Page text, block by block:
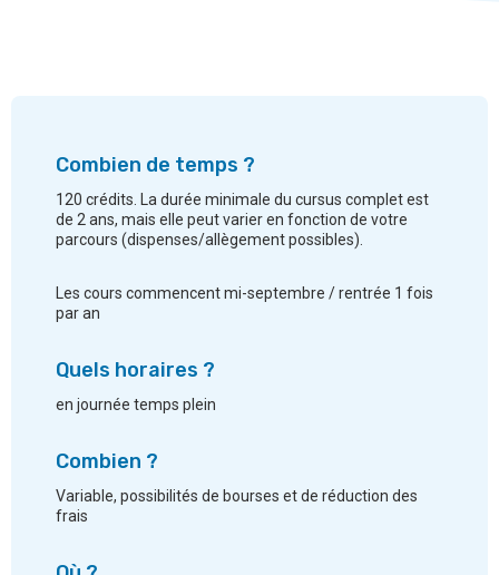
Combien de temps ?
120 crédits. La durée minimale du cursus complet est
de 2 ans, mais elle peut varier en fonction de votre
parcours (dispenses/allègement possibles).
Les cours commencent mi-septembre / rentrée 1 fois
par an
Quels horaires ?
en journée temps plein
Combien ?
Variable, possibilités de bourses et de réduction des
frais